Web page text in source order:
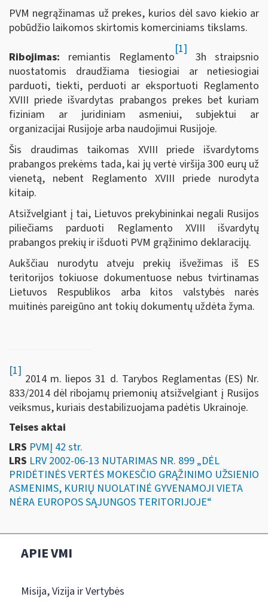
PVM negrąžinamas už prekes, kurios dėl savo kiekio ar
pobūdžio laikomos skirtomis komerciniams tikslams.
Ribojimas: remiantis Reglamento
[1]
3h straipsnio
nuostatomis draudžiama tiesiogiai ar netiesiogiai
parduoti, tiekti, perduoti ar eksportuoti Reglamento
XVIII priede išvardytas prabangos prekes bet kuriam
fiziniam ar juridiniam asmeniui, subjektui ar
organizacijai Rusijoje arba naudojimui Rusijoje.
Šis draudimas taikomas XVIII priede išvardytoms
prabangos prekėms tada, kai jų vertė viršija 300 eurų už
vienetą, nebent Reglamento XVIII priede nurodyta
kitaip.
Atsižvelgiant į tai, Lietuvos prekybininkai negali Rusijos
piliečiams parduoti Reglamento XVIII išvardytų
prabangos prekių ir išduoti PVM grąžinimo deklaracijų.
Aukščiau nurodytu atveju prekių išvežimas iš ES
teritorijos tokiuose dokumentuose nebus tvirtinamas
Lietuvos Respublikos arba kitos valstybės narės
muitinės pareigūno ant tokių dokumentų uždėta žyma.
[1]
2014 m. liepos 31 d. Tarybos Reglamentas (ES) Nr.
833/2014 dėl ribojamų priemonių atsižvelgiant į Rusijos
veiksmus, kuriais destabilizuojama padėtis Ukrainoje.
Teises aktai
LRS PVMĮ 42 str.
LRS LRV 2002-06-13 NUTARIMAS NR. 899 „DĖL
PRIDĖTINĖS VERTĖS MOKESČIO GRĄŽINIMO UŽSIENIO
ASMENIMS, KURIŲ NUOLATINĖ GYVENAMOJI VIETA
NĖRA EUROPOS SĄJUNGOS TERITORIJOJE“
APIE VMI
Misija, Vizija ir Vertybės